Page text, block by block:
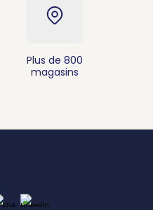
Plus de 800
magasins